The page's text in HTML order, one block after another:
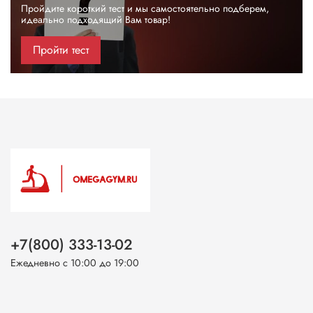
Пройдите короткий тест и мы самостоятельно подберем,
идеально подходящий Вам товар!
Пройти тест
+7(800) 333-13-02
Ежедневно с 10:00 до 19:00